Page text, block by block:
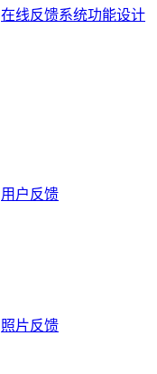
在线反馈系统功能设计
用户反馈
照片反馈